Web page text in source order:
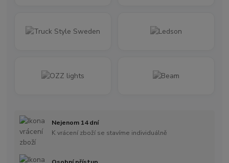
Nejenom 14 dní
K vrácení zboží se stavíme individuálně